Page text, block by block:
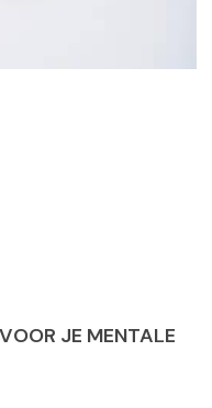
JE MENTALE